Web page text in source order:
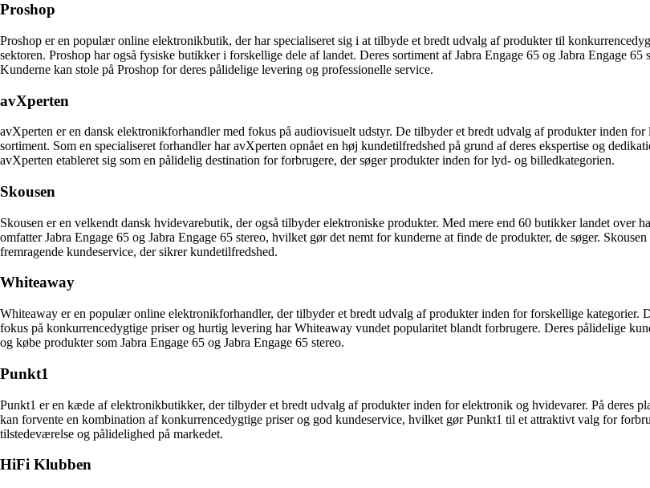
Proshop
Proshop er en populær online elektronikbutik, der har specialiseret sig i at tilbyde et bredt udvalg af produkter til
sektoren. Proshop har også fysiske butikker i forskellige dele af landet. Deres sortiment af Jabra Engage 65 og Jabra Engage
Kunderne kan stole på Proshop for deres pålidelige levering og professionelle service.
avXperten
avXperten er en dansk elektronikforhandler med fokus på audiovisuelt udstyr. De tilbyder et bredt udvalg af produkter inden
sortiment. Som en specialiseret forhandler har avXperten opnået en høj kundetilfredshed på grund af deres ekspertise og
avXperten etableret sig som en pålidelig destination for forbrugere, der søger produkter inden for lyd- og billedkategorien.
Skousen
Skousen er en velkendt dansk hvidevarebutik, der også tilbyder elektroniske produkter. Med mere end 60 butikker landet over
omfatter Jabra Engage 65 og Jabra Engage 65 stereo, hvilket gør det nemt for kunderne at finde de produkter, de søger.
fremragende kundeservice, der sikrer kundetilfredshed.
Whiteaway
Whiteaway er en populær online elektronikforhandler, der tilbyder et bredt udvalg af produkter inden for forskellige kategorier.
fokus på konkurrencedygtige priser og hurtig levering har Whiteaway vundet popularitet blandt forbrugere. Deres pålidelige
og købe produkter som Jabra Engage 65 og Jabra Engage 65 stereo.
Punkt1
Punkt1 er en kæde af elektronikbutikker, der tilbyder et bredt udvalg af produkter inden for elektronik og hvidevarer. På deres
kan forvente en kombination af konkurrencedygtige priser og god kundeservice, hvilket gør Punkt1 til et attraktivt valg for
tilstedeværelse og pålidelighed på markedet.
HiFi Klubben